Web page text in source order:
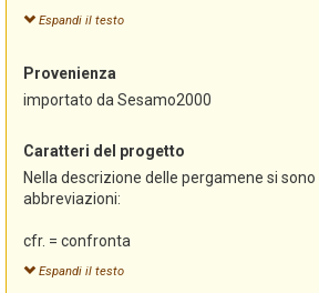
Valenti e ultimata il 21 novembre 2006.
L'inventario, redatto originariamente con il
"Sesamo 2000" e pubblicato in questo
riservata agli archivi del portale
del Trentino è stata curata dalla
e archivistici, con la collaborazione di
2007, con l'obiettivo di garantire un livello
"Sistema informativo degli archivi storici
per gli operatori", Trento, 2006.
Espandi il testo
Provenienza
importato da Sesamo2000
Caratteri del progetto
Nella descrizione delle pergamene si
abbreviazioni:
cfr. = confronta
mm. = millimetri
p., pp. = pagina, pagine
Espandi il testo